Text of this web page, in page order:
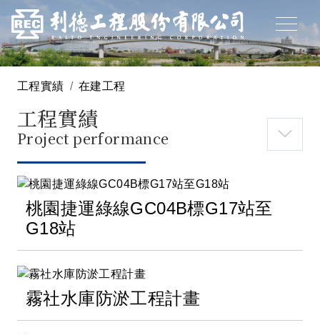
工程實績 在建工程
工程實績
Project performance
桃園捷運綠線GC04B標G17站至
G18站
霧社水庫防淤工程計畫